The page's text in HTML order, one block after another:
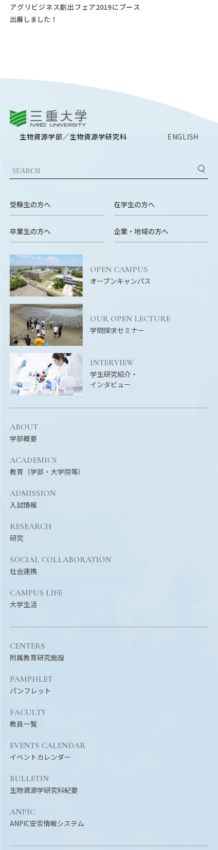
〒514-8507 三重県津市栗真町屋町1577TEL
お問い合わせ
交通案内
BULLETIN
アグリビジネス創出フェア2019にブース
出展しました！
生物資源学部／生物資源学研究科 ENGLISH
受験生の方へ 在学生の方へ
卒業生の方へ 企業・地域の方へ
OPEN CAMPUS
オープンキャンパス
OUR OPEN LECTURE
学問探求セミナー
INTERVIEW
学生研究紹介・
インタビュー
ABOUT
学部概要
ACADEMICS
教育（学部・大学院等）
ADMISSION
入試情報
RESEARCH
研究
SOCIAL COLLABORATION
社会連携
CAMPUS LIFE
大学生活
CENTERS
附属教育研究施設
PAMPHLET
パンフレット
FACULTY
教員一覧
EVENTS CALENDAR
イベントカレンダー
BULLETIN
生物資源学研究科紀要
ANPIC
ANPIC安否情報システム